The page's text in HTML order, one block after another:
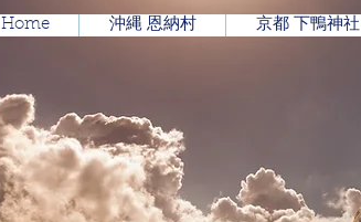
Home 沖縄 恩納村 京都 下鴨神社